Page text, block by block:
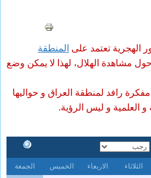
الهجرية تعتمد على المنطقة
حول مشاهدة الهلال، لهذا لا يمكن وضع
رافد لمنطقة العراق و حواليها
و العلمية و ليس الرؤية.
الثلاثاء الاربعاء الخميس الجمعة